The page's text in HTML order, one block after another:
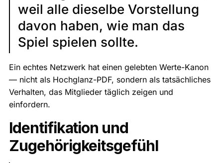
weil alle dieselbe Vorstellung
davon haben, wie man das
Spiel spielen sollte.
Ein echtes Netzwerk hat einen gelebten Werte-Kanon
— nicht als Hochglanz-PDF, sondern als tatsächliches
Verhalten, das Mitglieder täglich zeigen und
einfordern.
Identifikation und
Zugehörigkeitsgefühl